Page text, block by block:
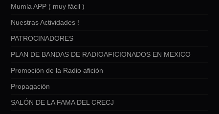
Mumla APP ( muy fácil )
Nuestras Actividades !
PATROCINADORES
PLAN DE BANDAS DE RADIOAFICIONADOS EN MEXICO
Promoción de la Radio afición
Propagación
SALÓN DE LA FAMA DEL CRECJ